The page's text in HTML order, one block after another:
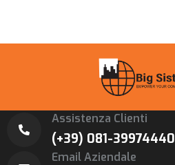
Assistenza Clienti
(+39) 081-39974440
Email Aziendale